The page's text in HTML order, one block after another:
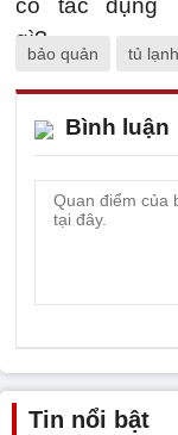
bảo quản tủ lạnh
Bình luận
Tin nổi bật